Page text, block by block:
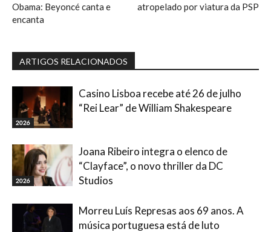
Obama: Beyoncé canta e
encanta
atropelado por viatura da PSP
ARTIGOS RELACIONADOS
2026
Casino Lisboa recebe até 26 de julho
“Rei Lear” de William Shakespeare
2026
Joana Ribeiro integra o elenco de
“Clayface”, o novo thriller da DC
Studios
Morreu Luís Represas aos 69 anos. A
música portuguesa está de luto